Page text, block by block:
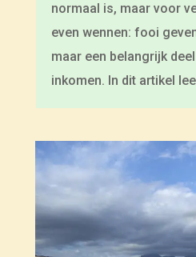
normaal is, maar voor
even wennen: fooi
maar een belangrijk
inkomen. In dit artikel